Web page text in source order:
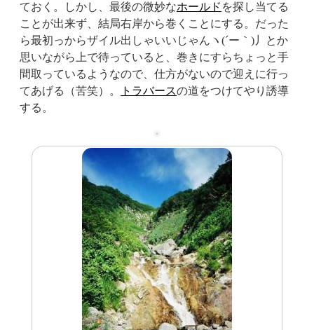
ておく。しかし、最後の微妙なホールド を探し当てる
ことが出来ず、結局右岸から巻くことにする。だった
ら最初っからザイル出しゃいいじゃんヽ(´ー｀)丿とか
思いながら上で待っていると、巻きにすらちょっと手
間取っているようなので、仕方がないので迎えに行っ
てあげる（苦笑）。
トラバースの道をつけてやり誘導
する。